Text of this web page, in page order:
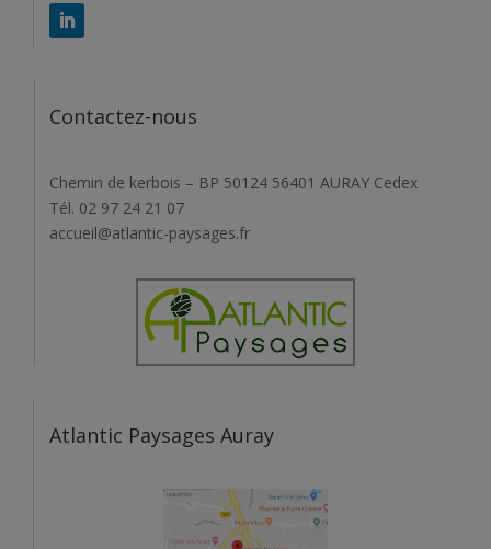
Contactez-nous
Chemin de kerbois – BP 50124 56401 AURAY Cedex
Tél. 02 97 24 21 07
accueil@atlantic-paysages.fr
Atlantic Paysages Auray